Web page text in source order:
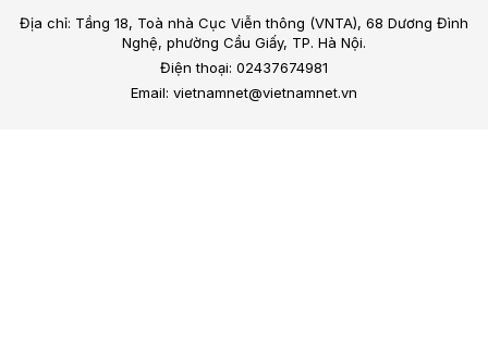
Địa chỉ: Tầng 18, Toà nhà Cục Viễn thông (VNTA), 68 Dương Đình
Nghệ, phường Cầu Giấy, TP. Hà Nội.
Điện thoại: 02437674981
Email: vietnamnet@vietnamnet.vn